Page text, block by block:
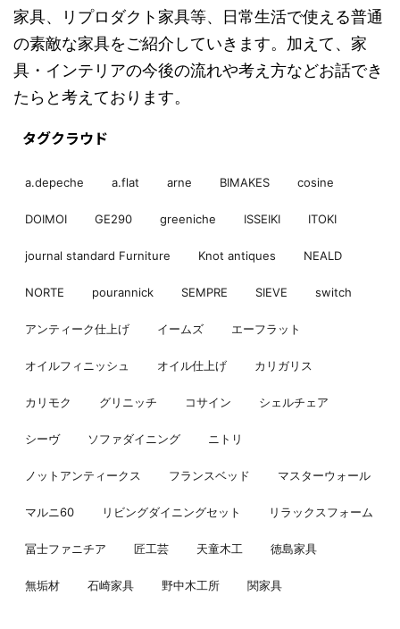
家具、リプロダクト家具等、日常生活で使える普通
の素敵な家具をご紹介していきます。加えて、家
具・インテリアの今後の流れや考え方などお話でき
たらと考えております。
タグクラウド
a.depeche a.flat arne BIMAKES cosine
DOIMOI GE290 greeniche ISSEIKI ITOKI
journal standard Furniture Knot antiques NEALD
NORTE pourannick SEMPRE SIEVE switch
アンティーク仕上げ イームズ エーフラット
オイルフィニッシュ オイル仕上げ カリガリス
カリモク グリニッチ コサイン シェルチェア
シーヴ ソファダイニング ニトリ
ノットアンティークス フランスベッド マスターウォール
マルニ60 リビングダイニングセット リラックスフォーム
冨士ファニチア 匠工芸 天童木工 徳島家具
無垢材 石崎家具 野中木工所 関家具